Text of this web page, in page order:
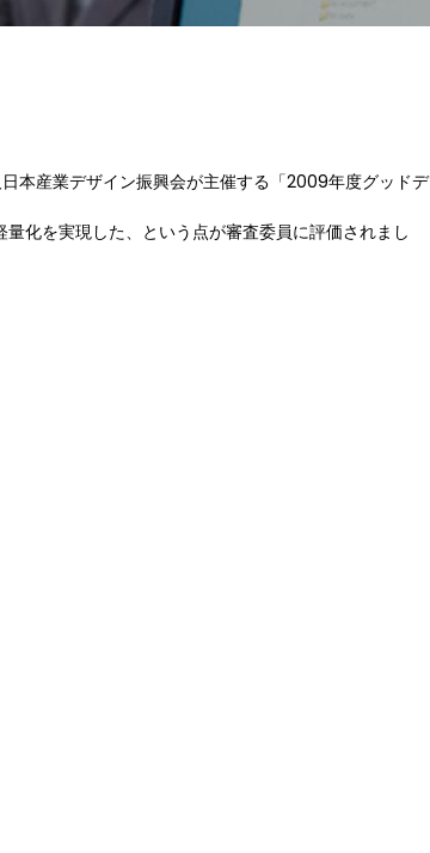
本産業デザイン振興会が主催する「2009年度グッドデ
化を実現した、という点が審査委員に評価されまし